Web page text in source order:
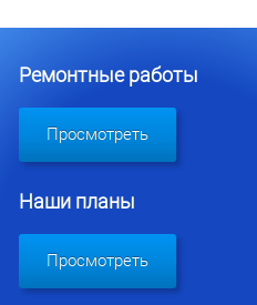
Ремонтные работы
Просмотреть
Наши планы
Просмотреть